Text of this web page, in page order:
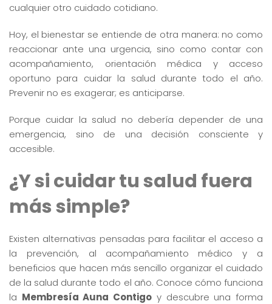
cualquier otro cuidado cotidiano.
Hoy, el bienestar se entiende de otra manera: no como
reaccionar ante una urgencia, sino como contar con
acompañamiento, orientación médica y acceso
oportuno para cuidar la salud durante todo el año.
Prevenir no es exagerar; es anticiparse.
Porque cuidar la salud no debería depender de una
emergencia, sino de una decisión consciente y
accesible.
¿Y si cuidar tu salud fuera
más simple?
Existen alternativas pensadas para facilitar el acceso a
la prevención, al acompañamiento médico y a
beneficios que hacen más sencillo organizar el cuidado
de la salud durante todo el año. Conoce cómo funciona
la Membresía Auna Contigo y descubre una forma